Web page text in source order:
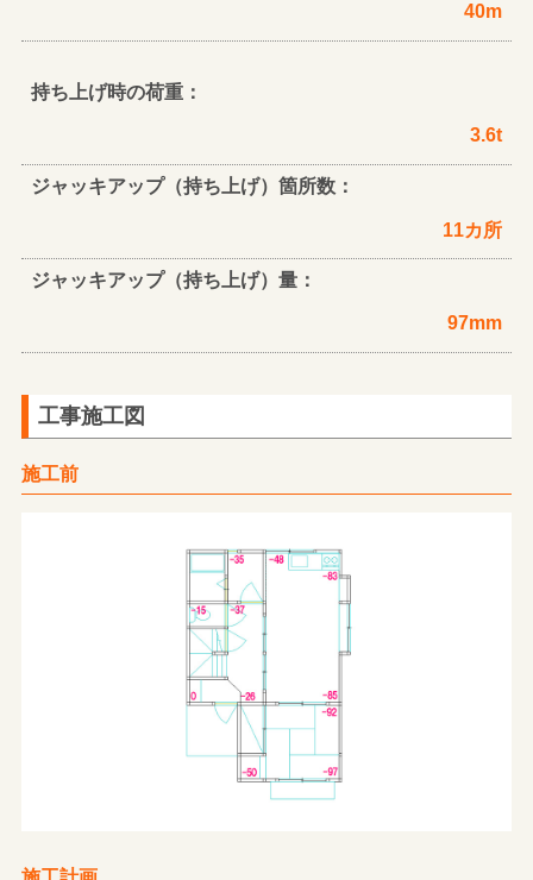
40m
持ち上げ時の荷重：
3.6t
ジャッキアップ（持ち上げ）箇所数：
11カ所
ジャッキアップ（持ち上げ）量：
97mm
工事施工図
施工前